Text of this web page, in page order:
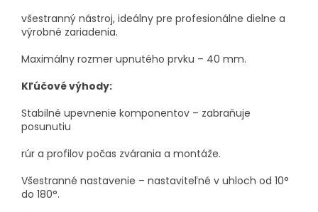
všestranný nástroj, ideálny pre profesionálne dielne a
výrobné zariadenia.
Maximálny rozmer upnutého prvku – 40 mm.
Kľúčové výhody:
Stabilné upevnenie komponentov – zabraňuje
posunutiu
rúr a profilov počas zvárania a montáže.
Všestranné nastavenie – nastaviteľné v uhloch od 10°
do 180°.